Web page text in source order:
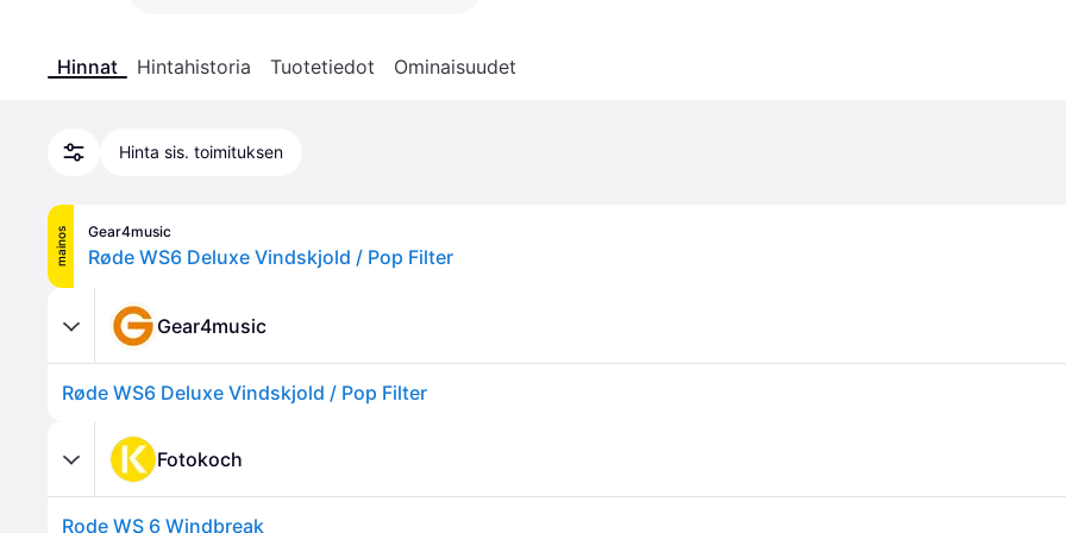
Hinnat Hintahistoria Tuotetiedot Ominaisuudet
Hinta sis. toimituksen
mainos Gear4music
Røde WS6 Deluxe Vindskjold / Pop Filter
Gear4music
Røde WS6 Deluxe Vindskjold / Pop Filter
Fotokoch
Rode WS 6 Windbreak